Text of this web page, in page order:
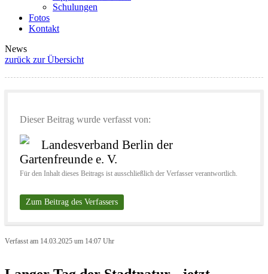
Schulungen
Fotos
Kontakt
News
zurück zur Übersicht
Dieser Beitrag wurde verfasst von:
Landesverband Berlin der
Gartenfreunde e. V.
Für den Inhalt dieses Beitrags ist ausschließlich der Verfasser verantwortlich.
Zum Beitrag des Verfassers
Verfasst am 14.03.2025 um 14:07 Uhr